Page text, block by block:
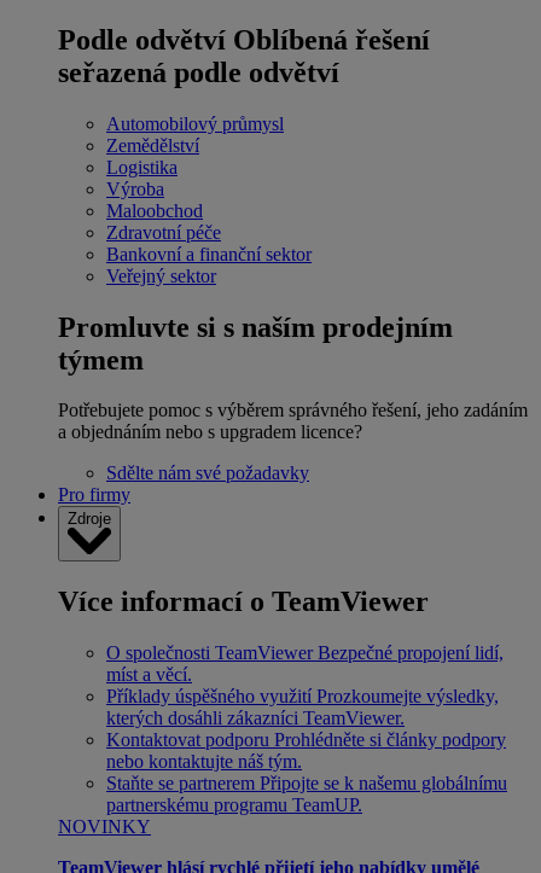
Podle odvětví Oblíbená řešení
seřazená podle odvětví
Automobilový průmysl
Zemědělství
Logistika
Výroba
Maloobchod
Zdravotní péče
Bankovní a finanční sektor
Veřejný sektor
Promluvte si s naším prodejním
týmem
Potřebujete pomoc s výběrem správného řešení, jeho zadáním
a objednáním nebo s upgradem licence?
Sdělte nám své požadavky
Pro firmy
Zdroje
Více informací o TeamViewer
O společnosti TeamViewer Bezpečné propojení lidí,
míst a věcí.
Příklady úspěšného využití Prozkoumejte výsledky,
kterých dosáhli zákazníci TeamViewer.
Kontaktovat podporu Prohlédněte si články podpory
nebo kontaktujte náš tým.
Staňte se partnerem Připojte se k našemu globálnímu
partnerskému programu TeamUP.
NOVINKY
TeamViewer hlásí rychlé přijetí jeho nabídky umělé